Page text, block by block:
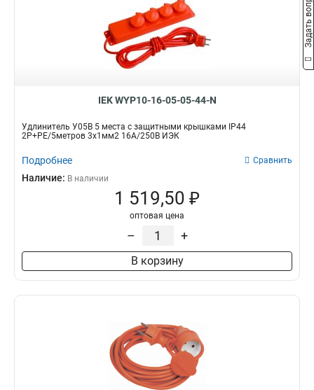
IEK WYP10-16-05-05-44-N
Удлинитель У05В 5 места с защитными крышками IP44
2Р+PE/5метров 3х1мм2 16А/250В ИЭК
Подробнее Сравнить
Наличие: В наличии
1 519,50 ₽
оптовая цена
– +
В корзину
Задать вопрос